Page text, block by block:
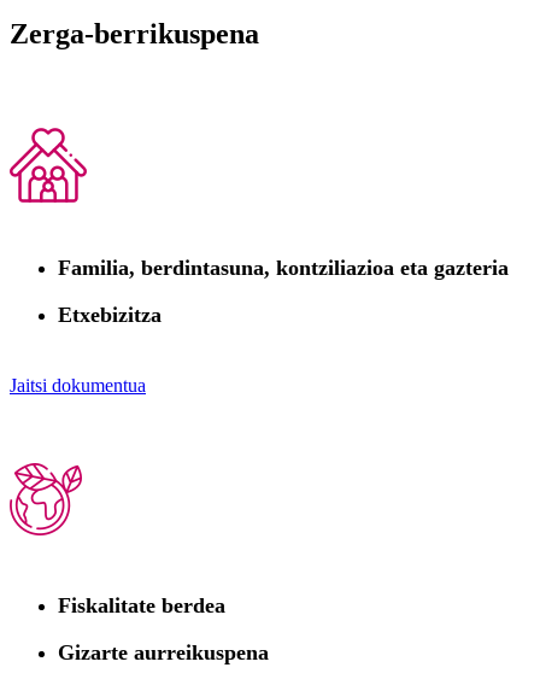
Zerga-berrikuspena
Familia, berdintasuna, kontziliazioa eta gazteria
Etxebizitza
Jaitsi dokumentua
Fiskalitate berdea
Gizarte aurreikuspena